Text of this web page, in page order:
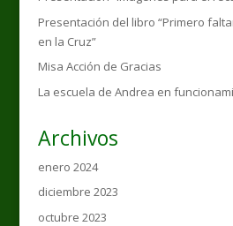
Presentación del libro “Primero
en la Cruz”
Misa Acción de Gracias
La escuela de Andrea en
Archivos
enero 2024
diciembre 2023
octubre 2023